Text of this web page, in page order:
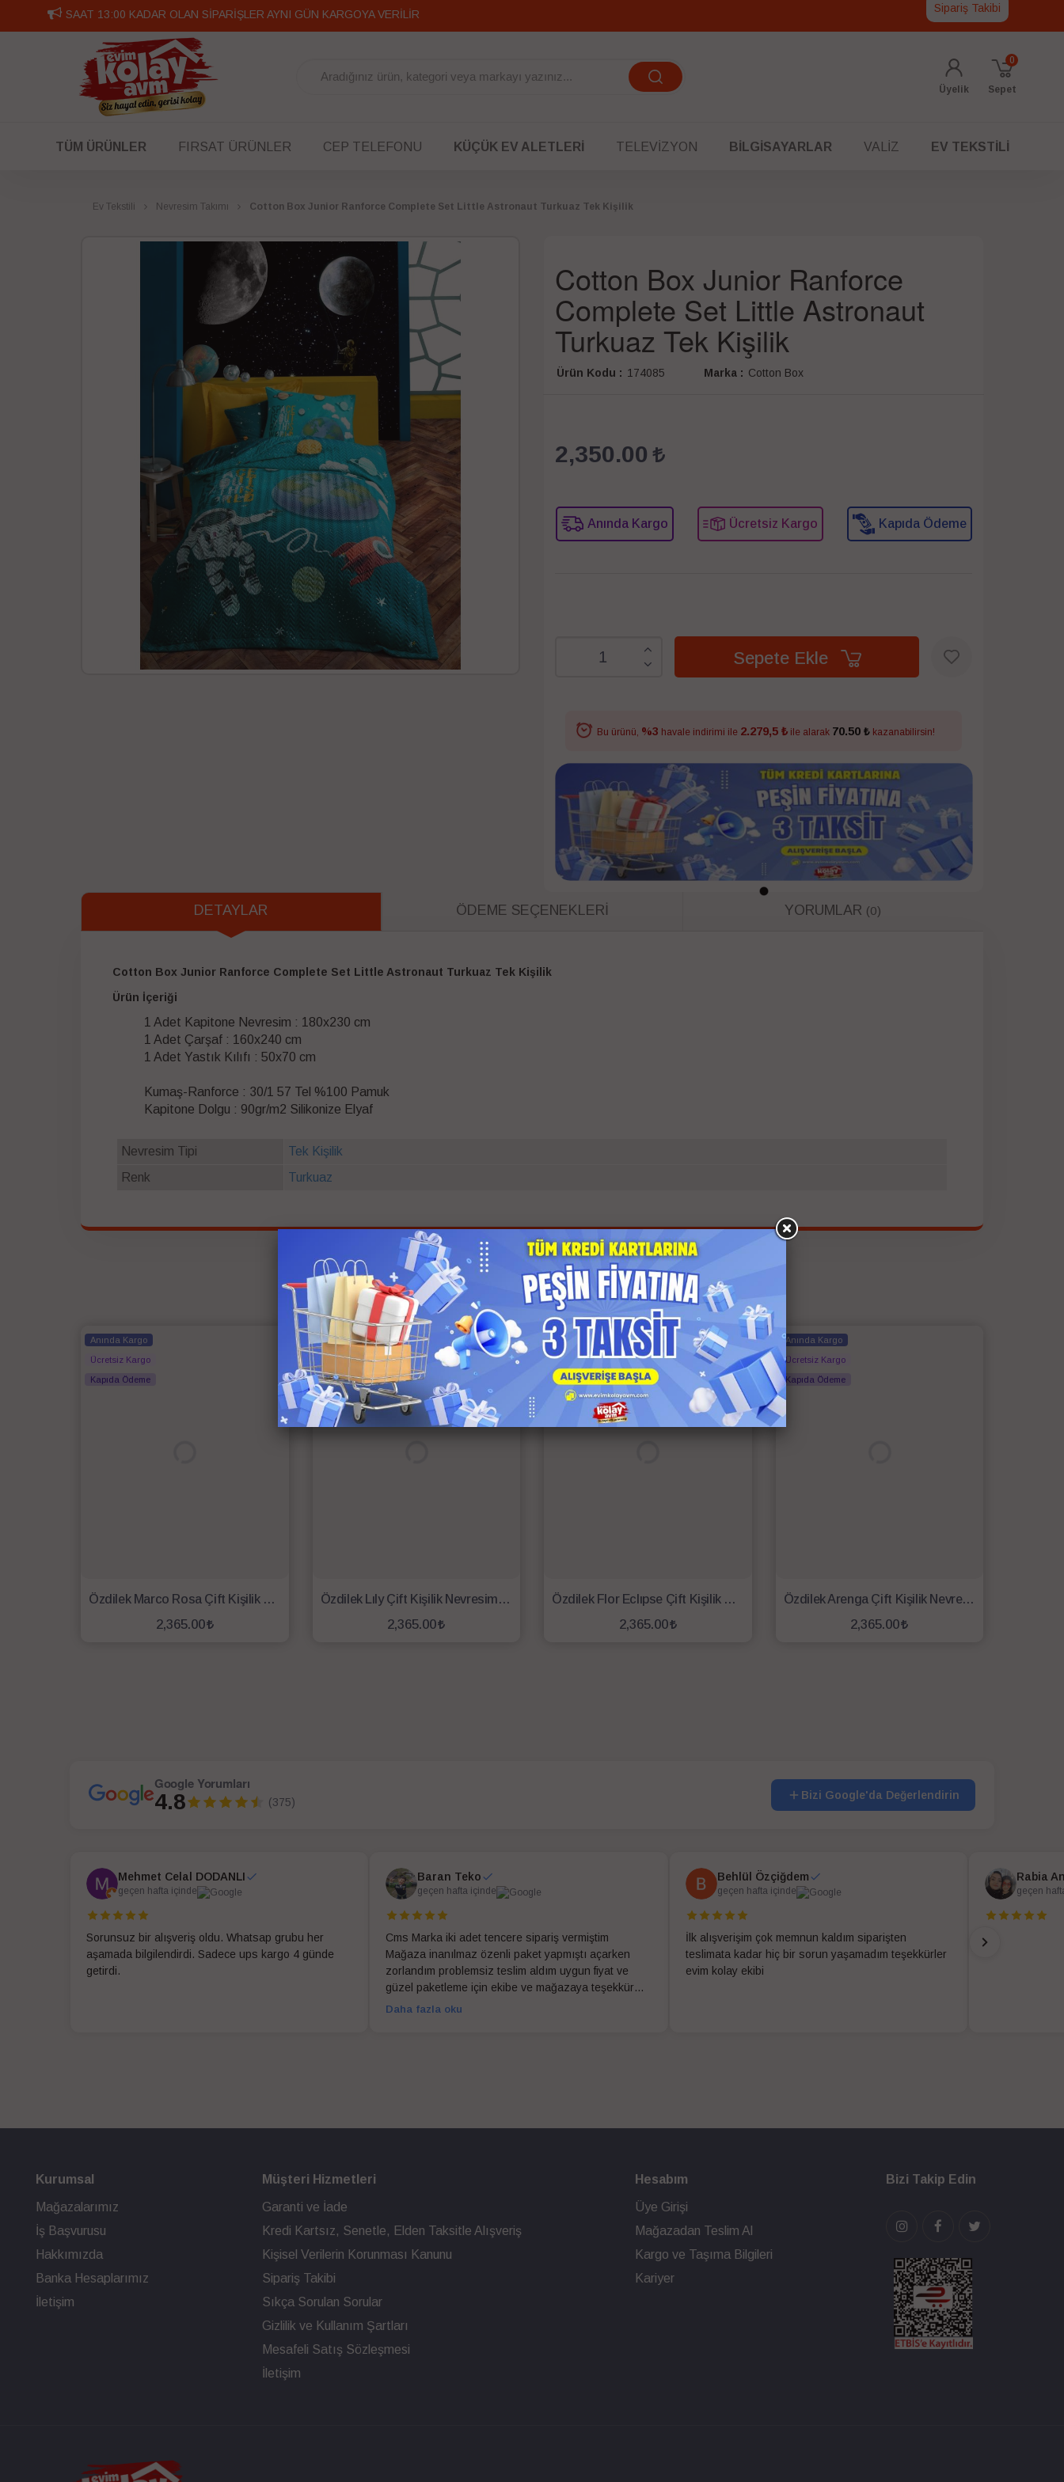
SAAT 13:00 KADAR OLAN SİPARİŞLER AYNI GÜN KARGOYA VERİLİR Sipariş Takibi
Üyelik Sepet
0
TÜM ÜRÜNLER FIRSAT ÜRÜNLER CEP TELEFONU KÜÇÜK EV ALETLERI TELEVIZYON BILGISAYARLAR VALIZ EV TEKSTILI
Ev Tekstili Nevresim Takımı Cotton Box Junior Ranforce Complete Set Little Astronaut Turkuaz Tek Kişilik
Cotton Box Junior Ranforce
Complete Set Little Astronaut
Turkuaz Tek Kişilik
Ürün Kodu : 174085 Marka : Cotton Box
2,350.00
Anında Kargo Ücretsiz Kargo Kapıda Ödeme
Sepete Ekle
Bu ürünü, %3 havale indirimi ile 2.279,5 ₺ ile alarak 70.50 ₺ kazanabilirsin!
DETAYLAR ÖDEME SEÇENEKLERI YORUMLAR (0)
Cotton Box Junior Ranforce Complete Set Little Astronaut Turkuaz Tek Kişilik
Ürün İçeriği
1 Adet Kapitone Nevresim : 180x230 cm
1 Adet Çarşaf : 160x240 cm
1 Adet Yastık Kılıfı : 50x70 cm
Kumaş-Ranforce : 30/1 57 Tel %100 Pamuk
Kapitone Dolgu : 90gr/m2 Silikonize Elyaf
Nevresim Tipi
Tek Kişilik
Renk
Turkuaz
İlgili Ürünler
Anında Kargo
Ücretsiz Kargo
Kapıda Ödeme
Özdilek Marco Rosa Çift Kişilik Nevresim Takımı Beyaz
2,365.00
Anında Kargo
Ücretsiz Kargo
Kapıda Ödeme
Özdilek Lıly Çift Kişilik Nevresim Takımı Lila Beyaz
2,365.00
Anında Kargo
Ücretsiz Kargo
Kapıda Ödeme
Özdilek Flor Eclıpse Çift Kişilik Nevresim Takımı Sarı
2,365.00
Anında Kargo
Ücretsiz Kargo
Kapıda Ödeme
Özdilek Arenga Çift Kişilik Nevresim Takımı Yeşil
2,365.00
Google Yorumları
4.8 (375)
Bizi Google'da Değerlendirin
Mehmet Celal DODANLI
geçen hafta içinde
Sorunsuz bir alışveriş oldu. Whatsap grubu her
aşamada bilgilendirdi. Sadece ups kargo 4 günde
getirdi.
Baran Teko
geçen hafta içinde
Cms Marka iki adet tencere sipariş vermiştim
Mağaza inanılmaz özenli paket yapmıştı açarken
zorlandım problemsiz teslim aldım uygun fiyat ve
güzel paketleme için ekibe ve mağazaya teşekkür
ederim
Daha fazla oku
Behlül Özçiğdem
geçen hafta içinde
İlk alışverişim çok memnun kaldım siparişten
teslimata kadar hiç bir sorun yaşamadım teşekkürler
evim kolay ekibi
Rabia
geçen
Kurumsal
Mağazalarımız
İş Başvurusu
Hakkımızda
Banka Hesaplarımız
İletişim
Müşteri Hizmetleri
Garanti ve İade
Kredi Kartsız, Senetle, Elden Taksitle Alışveriş
Kişisel Verilerin Korunması Kanunu
Sipariş Takibi
Sıkça Sorulan Sorular
Gizlilik ve Kullanım Şartları
Mesafeli Satış Sözleşmesi
İletişim
Hesabım
Üye Girişi
Mağazadan Teslim Al
Kargo ve Taşıma Bilgileri
Kariyer
Bizi Takip Edin